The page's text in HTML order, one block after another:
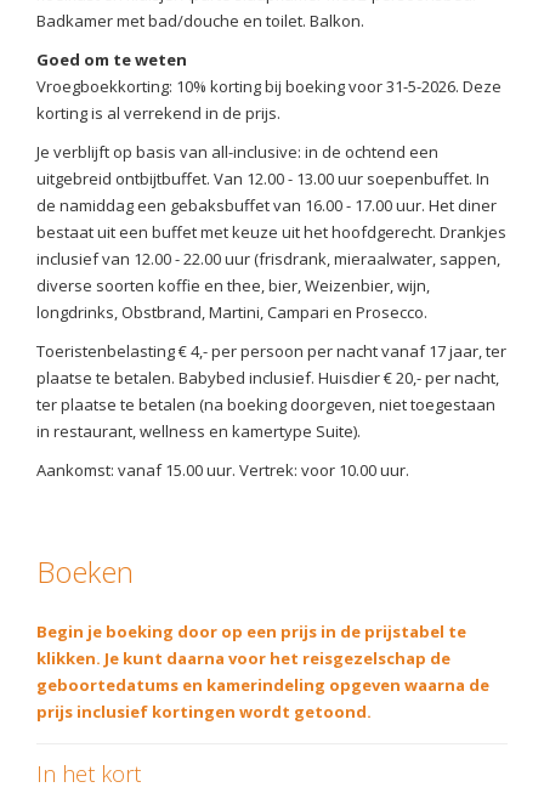
Badkamer met bad/douche en toilet. Balkon.
Goed om te weten
Vroegboekkorting: 10% korting bij boeking voor 31-5-2026. Deze
korting is al verrekend in de prijs.
Je verblijft op basis van all-inclusive: in de ochtend een
uitgebreid ontbijtbuffet. Van 12.00 - 13.00 uur soepenbuffet. In
de namiddag een gebaksbuffet van 16.00 - 17.00 uur. Het diner
bestaat uit een buffet met keuze uit het hoofdgerecht. Drankjes
inclusief van 12.00 - 22.00 uur (frisdrank, mieraalwater, sappen,
diverse soorten koffie en thee, bier, Weizenbier, wijn,
longdrinks, Obstbrand, Martini, Campari en Prosecco.
Toeristenbelasting € 4,- per persoon per nacht vanaf 17 jaar, ter
plaatse te betalen. Babybed inclusief. Huisdier € 20,- per nacht,
ter plaatse te betalen (na boeking doorgeven, niet toegestaan
in restaurant, wellness en kamertype Suite).
Aankomst: vanaf 15.00 uur. Vertrek: voor 10.00 uur.
Boeken
Begin je boeking door op een prijs in de prijstabel te
klikken. Je kunt daarna voor het reisgezelschap de
geboortedatums en kamerindeling opgeven waarna de
prijs inclusief kortingen wordt getoond.
In het kort